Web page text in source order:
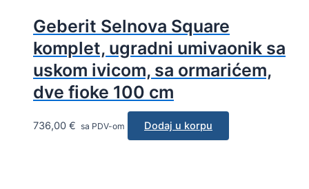
Geberit Selnova Square
komplet, ugradni umivaonik sa
uskom ivicom, sa ormarićem,
dve fioke 100 cm
736,00 € sa PDV-om Dodaj u korpu